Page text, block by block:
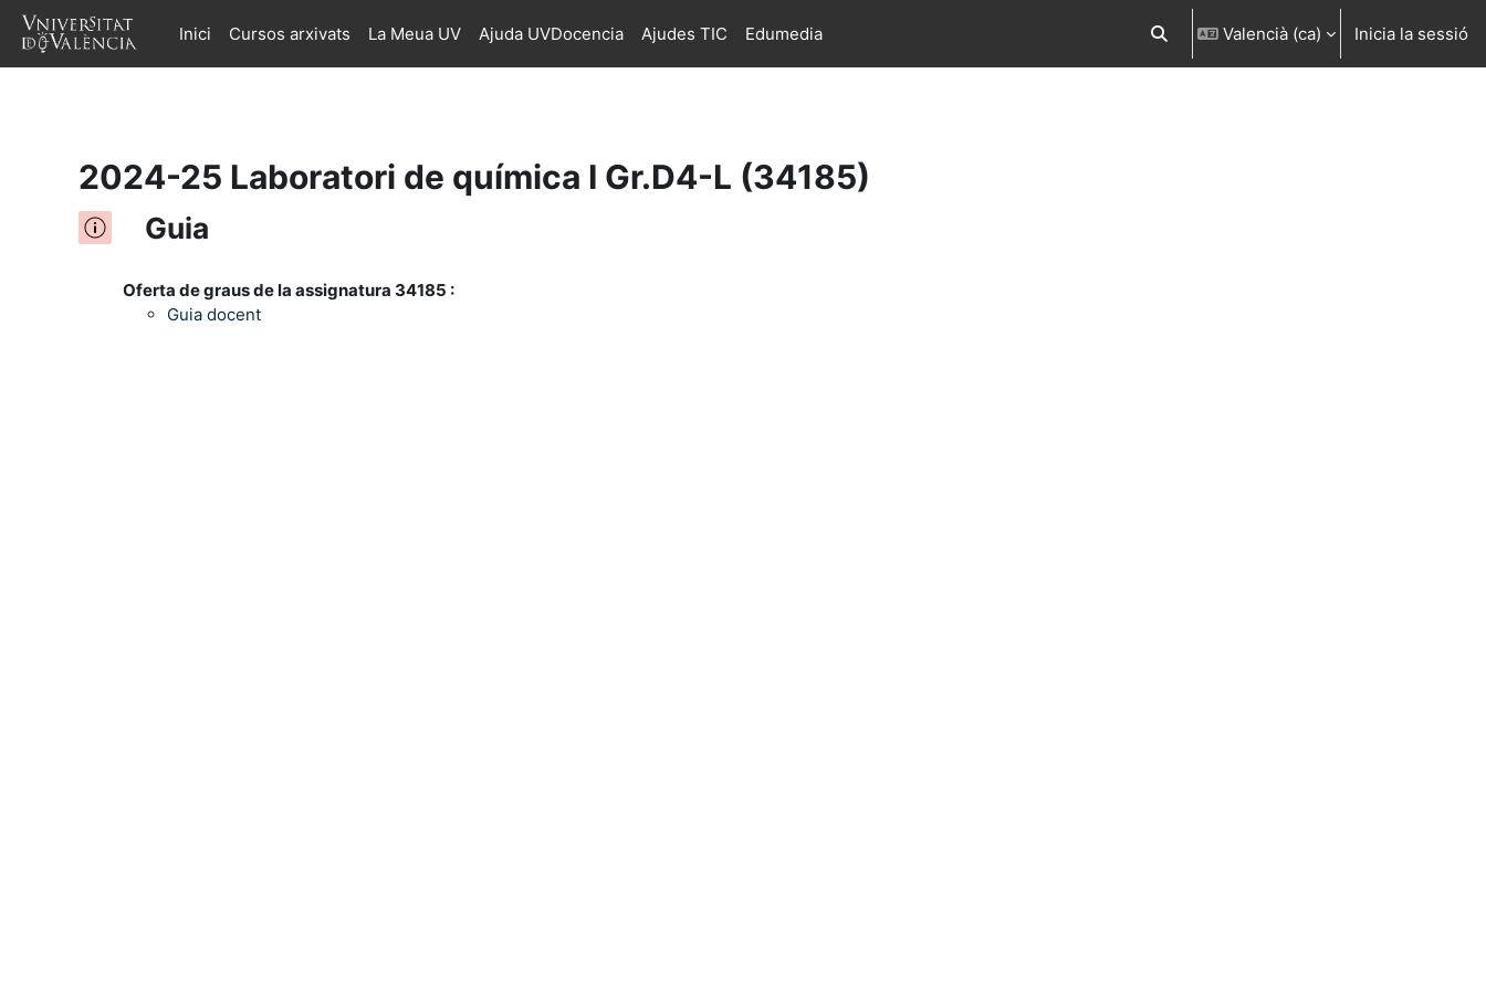
Ves al contingut principalInici Cursos arxivats La Meua UV Ajuda UVDocencia Ajudes TIC Edumedia Commuta l'entrada de la cerca
Valencià ‎(ca)‎ Inicia la sessió
2024-25 Laboratori de química I Gr.D4-L (34185)
Guia
Oferta de graus de la assignatura 34185 :
Guia docent